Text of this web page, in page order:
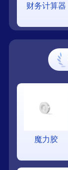
财务计算器
魔力胶